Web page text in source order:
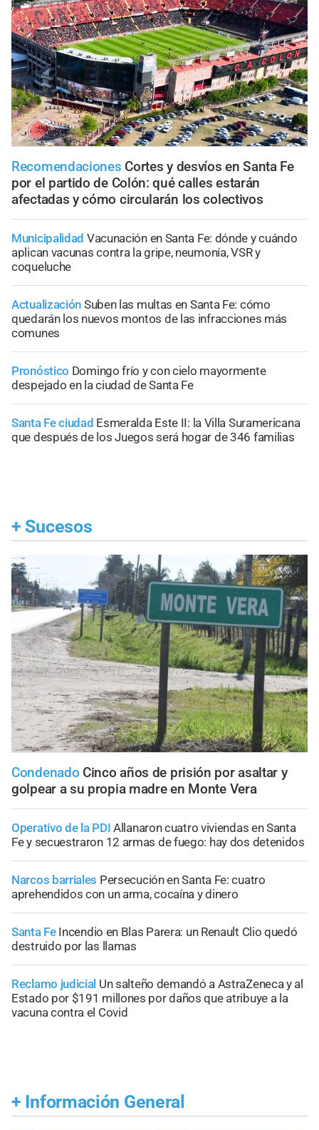
Recomendaciones Cortes y desvíos en Santa Fe
por el partido de Colón: qué calles estarán
afectadas y cómo circularán los colectivos
Municipalidad Vacunación en Santa Fe: dónde y cuándo
aplican vacunas contra la gripe, neumonía, VSR y
coqueluche
Actualización Suben las multas en Santa Fe: cómo
quedarán los nuevos montos de las infracciones más
comunes
Pronóstico Domingo frío y con cielo mayormente
despejado en la ciudad de Santa Fe
Santa Fe ciudad Esmeralda Este II: la Villa Suramericana
que después de los Juegos será hogar de 346 familias
+ Sucesos
Condenado Cinco años de prisión por asaltar y
golpear a su propia madre en Monte Vera
Operativo de la PDI Allanaron cuatro viviendas en Santa
Fe y secuestraron 12 armas de fuego: hay dos detenidos
Narcos barriales Persecución en Santa Fe: cuatro
aprehendidos con un arma, cocaína y dinero
Santa Fe Incendio en Blas Parera: un Renault Clio quedó
destruido por las llamas
Reclamo judicial Un salteño demandó a AstraZeneca y al
Estado por $191 millones por daños que atribuye a la
vacuna contra el Covid
+ Información General